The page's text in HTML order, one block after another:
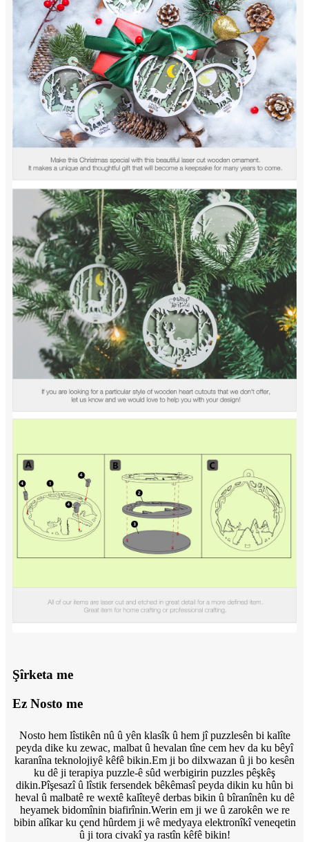
Şîrketa me
Ez Nosto me
Nosto hem lîstikên nû û yên klasîk û hem jî puzzlesên bi kalîte
peyda dike ku zewac, malbat û hevalan tîne cem hev da ku bêyî
karanîna teknolojiyê kêfê bikin.Em ji bo dilxwazan û ji bo kesên
ku dê ji terapiya puzzle-ê sûd werbigirin puzzles pêşkêş
dikin.Pîşesazî û lîstik fersendek bêkêmasî peyda dikin ku hûn bi
heval û malbatê re wextê kalîteyê derbas bikin û bîranînên ku dê
heyamek bidomînin biafirînin.Werin em ji we û zarokên we re
bibin alîkar ku çend hûrdem ji wê medyaya elektronîkî veneqetin
û ji tora civakî ya rastîn kêfê bikin!